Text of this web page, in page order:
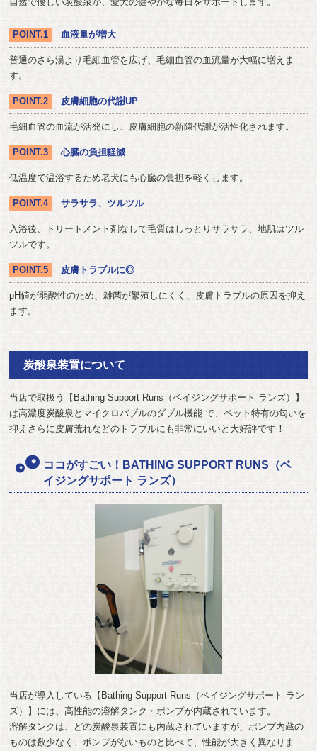
POINT.1 血液量が増大
普通のさら湯より毛細血管を広げ、毛細血管の血流量が大幅に増えま
す。
POINT.2 皮膚細胞の代謝UP
毛細血管の血流が活発にし、皮膚細胞の新陳代謝が活性化されます。
POINT.3 心臓の負担軽減
低温度で温浴するため老犬にも心臓の負担を軽くします。
POINT.4 サラサラ、ツルツル
入浴後、トリートメント剤なしで毛質はしっとりサラサラ、地肌はツル
ツルです。
POINT.5 皮膚トラブルに◎
pH値が弱酸性のため、雑菌が繁殖しにくく、皮膚トラブルの原因を抑え
ます。
炭酸泉装置について
当店で取扱う【Bathing Support Runs（ベイジングサポート ランズ）】
は高濃度炭酸泉とマイクロバブルのダブル機能 で、ペット特有の匂いを
抑えさらに皮膚荒れなどのトラブルにも非常にいいと大好評です！
ココがすごい！BATHING SUPPORT RUNS（ベ
イジングサポート ランズ）
当店が導入している【Bathing Support Runs（ベイジングサポート ラン
ズ）】には、高性能の溶解タンク・ポンプが内蔵されています。
溶解タンクは、どの炭酸泉装置にも内蔵されていますが、ポンプ内蔵の
ものは数少なく、ポンプがないものと比べて、性能が大きく異なりま